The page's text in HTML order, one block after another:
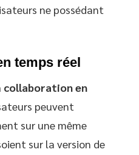
ne possédant
temps réel
collaboration en
peuvent
sur une même
sur la version de